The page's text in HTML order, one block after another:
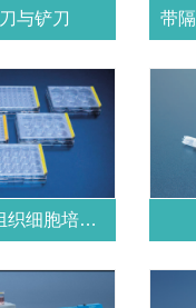
与铲刀
6 - 96孔板组织细胞培养板组